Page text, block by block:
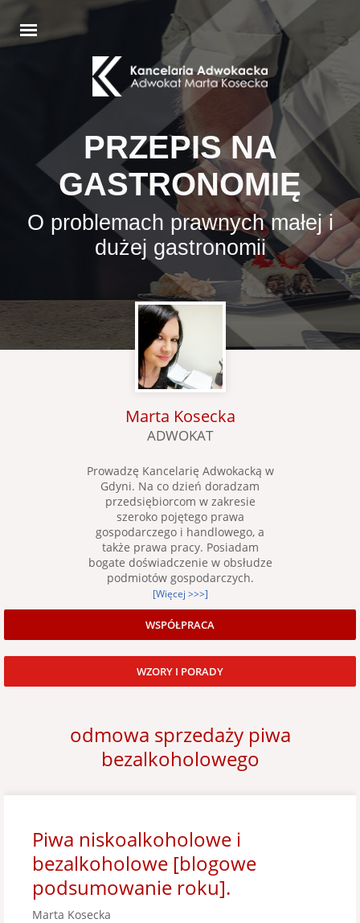
PRZEPIS NA
GASTRONOMIĘ
O problemach prawnych małej i
dużej gastronomii
Marta Kosecka
ADWOKAT
Prowadzę Kancelarię Adwokacką w
Gdyni. Na co dzień doradzam
przedsiębiorcom w zakresie
szeroko pojętego prawa
gospodarczego i handlowego, a
także prawa pracy. Posiadam
bogate doświadczenie w obsłudze
podmiotów gospodarczych.
[Więcej >>>]
WSPÓŁPRACA
WZORY I PORADY
odmowa sprzedaży piwa
bezalkoholowego
Piwa niskoalkoholowe i
bezalkoholowe [blogowe
podsumowanie roku].
Marta Kosecka